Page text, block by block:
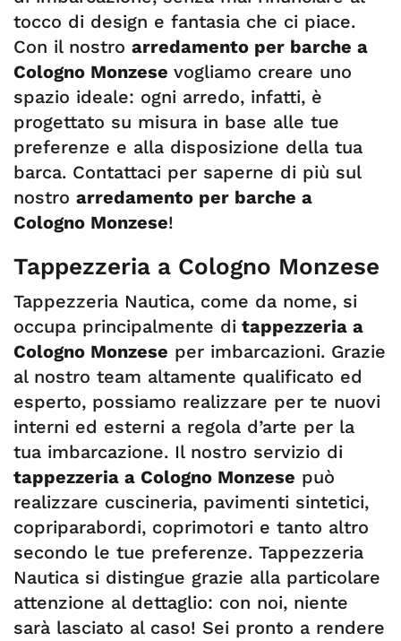
tocco di design e fantasia che ci piace.
Con il nostro arredamento per barche a
Cologno Monzese vogliamo creare uno
spazio ideale: ogni arredo, infatti, è
progettato su misura in base alle tue
preferenze e alla disposizione della tua
barca. Contattaci per saperne di più sul
nostro arredamento per barche a
Cologno Monzese!
Tappezzeria a Cologno Monzese
Tappezzeria Nautica, come da nome, si
occupa principalmente di tappezzeria a
Cologno Monzese per imbarcazioni. Grazie
al nostro team altamente qualificato ed
esperto, possiamo realizzare per te nuovi
interni ed esterni a regola d’arte per la
tua imbarcazione. Il nostro servizio di
tappezzeria a Cologno Monzese può
realizzare cuscineria, pavimenti sintetici,
copriparabordi, coprimotori e tanto altro
secondo le tue preferenze. Tappezzeria
Nautica si distingue grazie alla particolare
attenzione al dettaglio: con noi, niente
sarà lasciato al caso! Sei pronto a rendere